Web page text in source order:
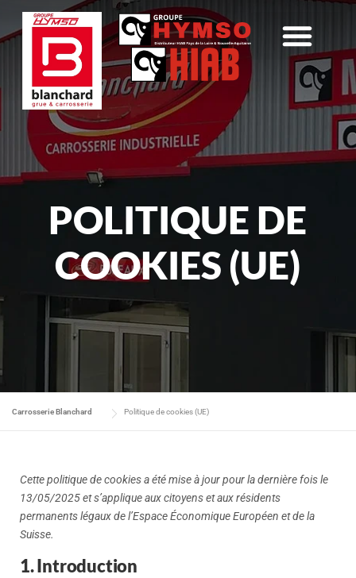
POLITIQUE DE
COOKIES (UE)
Carrosserie Blanchard Politique de cookies (UE)
Cette politique de cookies a été mise à jour pour la dernière fois le
13/05/2025 et s’applique aux citoyens et aux résidents
permanents légaux de l’Espace Économique Européen et de la
Suisse.
1. Introduction